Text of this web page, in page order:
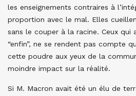
les enseignements contraires à
proportion avec le mal. Elles
sans le couper à la racine. Ceux qui
“enfin”, ne se rendent pas compte
cette poudre aux yeux de la
moindre impact sur la réalité.
Si M. Macron avait été un élu de